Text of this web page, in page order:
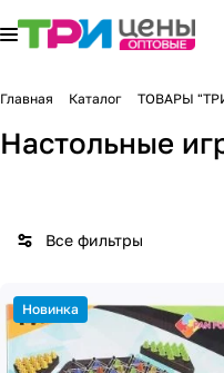
Главная Каталог ТОВАРЫ
Настольные
Все фильтры
Новинка